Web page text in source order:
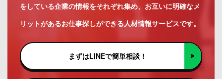
をしている企業の情報をそれぞれ集め、お互いに明確なメ
リットがあるお仕事探しができる人材情報サービスです。
まずはLINEで簡単相談！